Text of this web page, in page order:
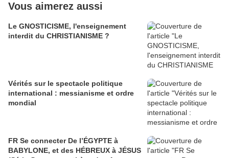
Vous aimerez aussi
Le GNOSTICISME, l'enseignement
interdit du CHRISTIANISME ?
Vérités sur le spectacle politique
international : messianisme et ordre
mondial
FR Se connecter De l’ÉGYPTE à
BABYLONE, et des HÉBREUX à JÉSUS